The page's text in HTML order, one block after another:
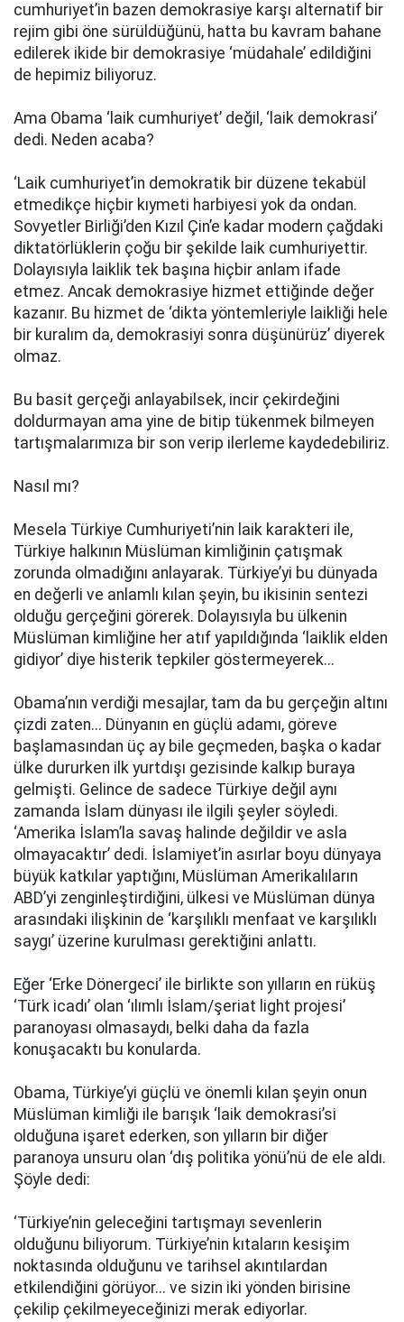
cumhuriyet’in bazen demokrasiye karşı alternatif bir
rejim gibi öne sürüldüğünü, hatta bu kavram bahane
edilerek ikide bir demokrasiye ‘müdahale’ edildiğini
de hepimiz biliyoruz.
Ama Obama ‘laik cumhuriyet’ değil, ‘laik demokrasi’
dedi. Neden acaba?
‘Laik cumhuriyet’in demokratik bir düzene tekabül
etmedikçe hiçbir kıymeti harbiyesi yok da ondan.
Sovyetler Birliği’den Kızıl Çin’e kadar modern çağdaki
diktatörlüklerin çoğu bir şekilde laik cumhuriyettir.
Dolayısıyla laiklik tek başına hiçbir anlam ifade
etmez. Ancak demokrasiye hizmet ettiğinde değer
kazanır. Bu hizmet de ‘dikta yöntemleriyle laikliği hele
bir kuralım da, demokrasiyi sonra düşünürüz’ diyerek
olmaz.
Bu basit gerçeği anlayabilsek, incir çekirdeğini
doldurmayan ama yine de bitip tükenmek bilmeyen
tartışmalarımıza bir son verip ilerleme kaydedebiliriz.
Nasıl mı?
Mesela Türkiye Cumhuriyeti’nin laik karakteri ile,
Türkiye halkının Müslüman kimliğinin çatışmak
zorunda olmadığını anlayarak. Türkiye’yi bu dünyada
en değerli ve anlamlı kılan şeyin, bu ikisinin sentezi
olduğu gerçeğini görerek. Dolayısıyla bu ülkenin
Müslüman kimliğine her atıf yapıldığında ‘laiklik elden
gidiyor’ diye histerik tepkiler göstermeyerek...
Obama’nın verdiği mesajlar, tam da bu gerçeğin altını
çizdi zaten... Dünyanın en güçlü adamı, göreve
başlamasından üç ay bile geçmeden, başka o kadar
ülke dururken ilk yurtdışı gezisinde kalkıp buraya
gelmişti. Gelince de sadece Türkiye değil aynı
zamanda İslam dünyası ile ilgili şeyler söyledi.
‘Amerika İslam’la savaş halinde değildir ve asla
olmayacaktır’ dedi. İslamiyet’in asırlar boyu dünyaya
büyük katkılar yaptığını, Müslüman Amerikalıların
ABD’yi zenginleştirdiğini, ülkesi ve Müslüman dünya
arasındaki ilişkinin de ‘karşılıklı menfaat ve karşılıklı
saygı’ üzerine kurulması gerektiğini anlattı.
Eğer ‘Erke Dönergeci’ ile birlikte son yılların en rüküş
‘Türk icadı’ olan ‘ılımlı İslam/şeriat light projesi’
paranoyası olmasaydı, belki daha da fazla
konuşacaktı bu konularda.
Obama, Türkiye’yi güçlü ve önemli kılan şeyin onun
Müslüman kimliği ile barışık ‘laik demokrasi’si
olduğuna işaret ederken, son yılların bir diğer
paranoya unsuru olan ‘dış politika yönü’nü de ele aldı.
Şöyle dedi:
‘Türkiye’nin geleceğini tartışmayı sevenlerin
olduğunu biliyorum. Türkiye’nin kıtaların kesişim
noktasında olduğunu ve tarihsel akıntılardan
etkilendiğini görüyor... ve sizin iki yönden birisine
çekilip çekilmeyeceğinizi merak ediyorlar.